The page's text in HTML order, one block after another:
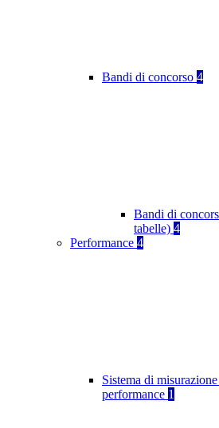
Bandi di concorso 4
Bandi di
tabelle) 4
Performance 4
Sistema di
performance 1